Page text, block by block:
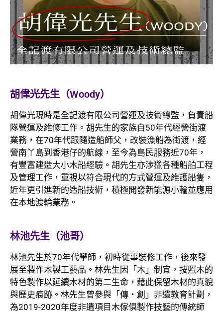
胡偉光先生（Woody）
胡偉光現時是全記渡有限公司營運及技術總監，負責船
隊營運及維修工作。胡先生的家族自50年代經營街渡
業務，在70年代跟隨造船師父，改裝漁船為街渡，經
營南丫島到香港仔的航線，至今為島民服務近70年，
有豐富建造大小木船經驗。胡先生亦涉獵各種船舶工程
及管理工作，重視以符合現代的方式營運及維護船隻，
近年更引進新的造船技術，積極開發新能源小輪並應用
在本地渡輪業務。
林池先生（池哥）
林池先生於70年代學師，初時從事裝修工作，後來發
展至製作木製工藝品。林先生因「木」制宜，按照木的
特色製作以延續木材的第二生命，藉此保留木材的真貌
與歷史痕跡。林先生曾參與「傳‧創」非遺教育計劃，
為2019-2020年度非遺項目木傢俱製作技藝的傳統師